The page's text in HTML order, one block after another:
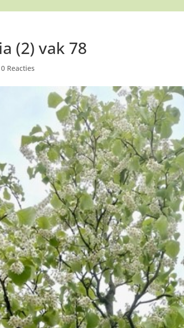
(2) vak 78
0 Reacties